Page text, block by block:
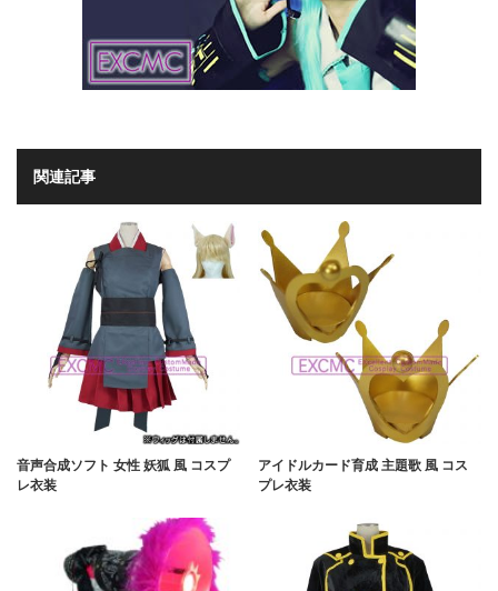
関連記事
音声合成ソフト 女性 妖狐 風 コスプ
レ衣装
アイドルカード育成 主題歌 風 コス
プレ衣装